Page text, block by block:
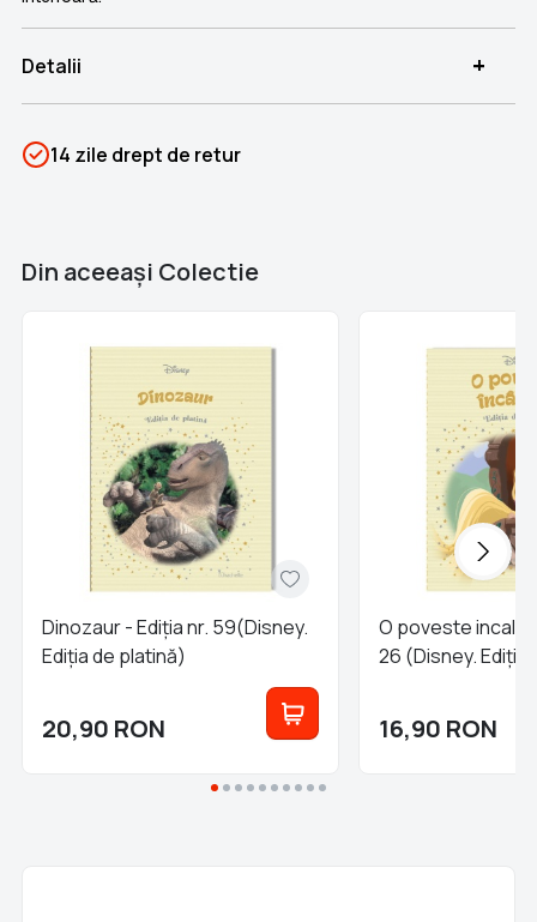
Detalii +
Categorii
Colecția Disney de platină
14 zile drept de retur
Din aceeaşi Colectie
Dinozaur - Ediția nr. 59(Disney.
Ediția de platină)
20,90 RON
O poveste
26 (Disney. Ediția
16,90 RON